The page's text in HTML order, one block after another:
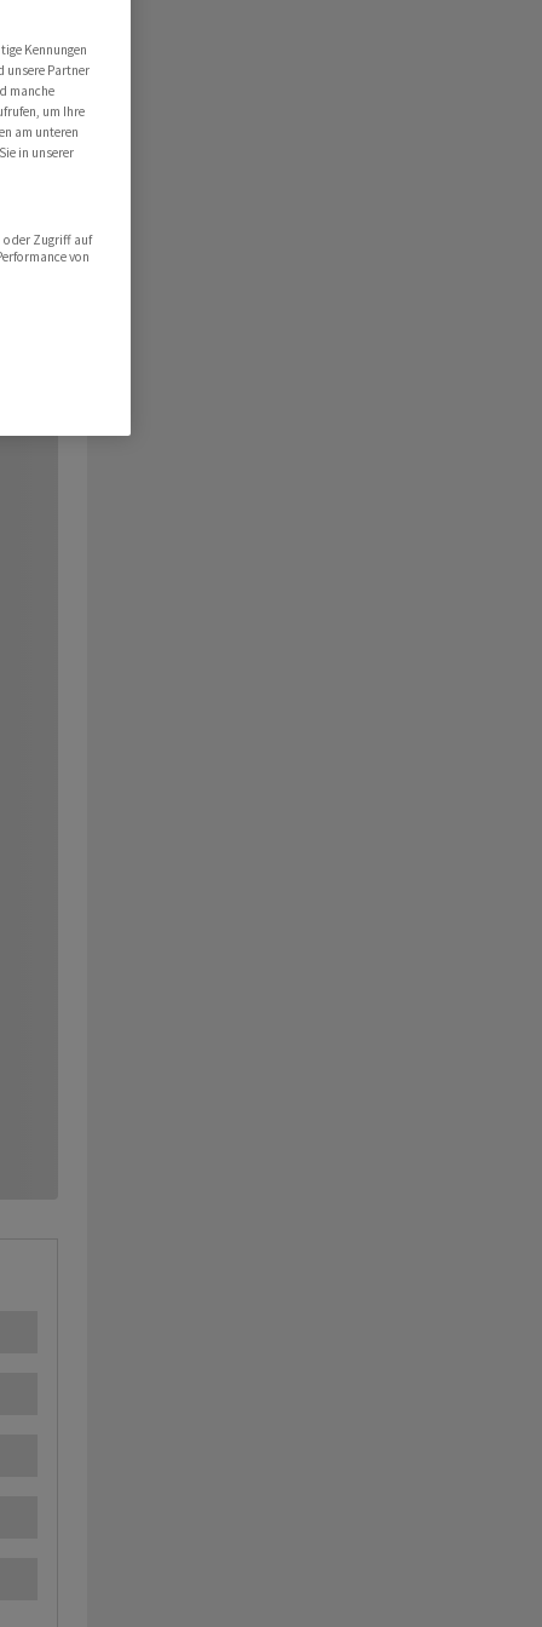
Kennungen
unsere Partner
manche
um Ihre
am unteren
in unserer
oder Zugriff auf
von